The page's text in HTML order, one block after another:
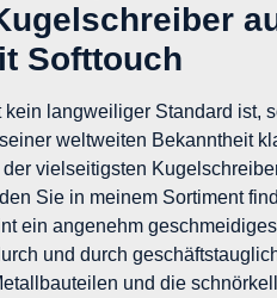
Softtouch
kein langweiliger Standard ist,
weltweiten Bekanntheit
vielseitigsten
Sie in meinem Sortiment
ein angenehm geschmeidiges
und durch
und die